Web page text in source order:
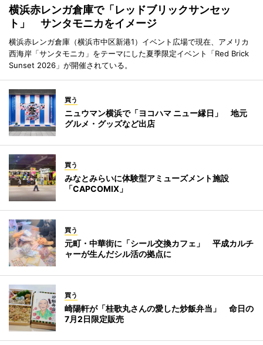
横浜赤レンガ倉庫で「レッドブリックサンセッ
ト」 サンタモニカをイメージ
横浜赤レンガ倉庫（横浜市中区新港1）イベント広場で現在、アメリカ
西海岸「サンタモニカ」をテーマにした夏季限定イベント「Red Brick
Sunset 2026」が開催されている。
買う
ニュウマン横浜で「ヨコハマ ニュー縁日」 地元
グルメ・グッズなど出店
買う
みなとみらいに体験型アミューズメント施設
「CAPCOMIX」
買う
元町・中華街に「シール交換カフェ」 平成カルチ
ャーが生んだシル活の拠点に
買う
崎陽軒が「桂歌丸さんの愛した炒飯弁当」 命日の
7月2日限定販売